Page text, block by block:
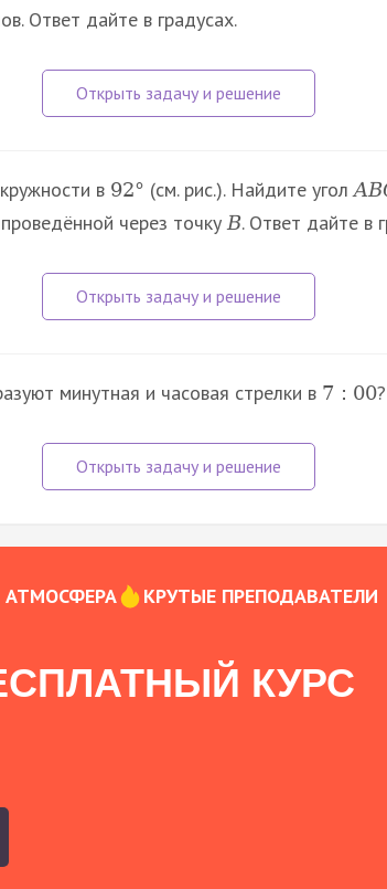
Ответ дайте в градусах.
в 92° (см. рис.). Найдите уголAB
через точкуB. Ответ дайте в
минутная и часовая стрелки в 7 : 00?
КРУТЫЕ ПРЕПОДАВАТЕЛИ
КУРС